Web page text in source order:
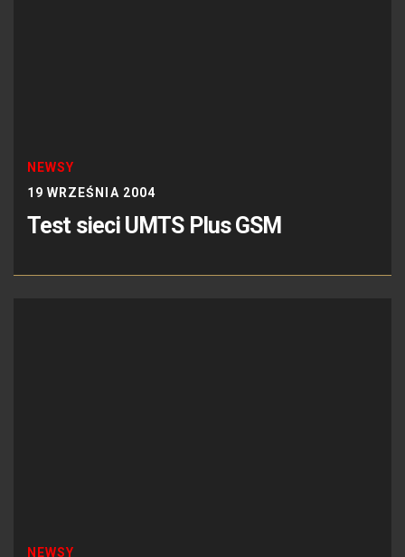
NEWSY
19 WRZEŚNIA 2004
Test sieci UMTS Plus GSM
NEWSY